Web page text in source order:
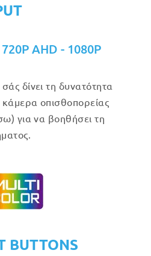
AHD - 1080P
δίνει τη δυνατότητα
οπισθοπορείας
για να βοηθήσει τη
BUTTONS